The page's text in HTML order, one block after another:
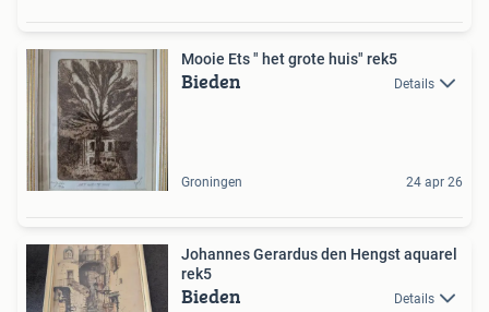
Mooie Ets " het grote huis" rek5
Bieden Details
Groningen 24 apr 26
Johannes Gerardus den Hengst aquarel
rek5
Bieden Details